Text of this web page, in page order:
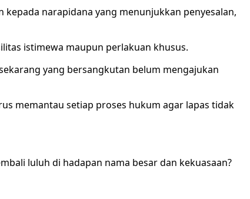
narapidana yang menunjukkan penyesalan,
istimewa maupun perlakuan khusus.
yang bersangkutan belum mengajukan
memantau setiap proses hukum agar lapas tidak
luluh di hadapan nama besar dan kekuasaan?